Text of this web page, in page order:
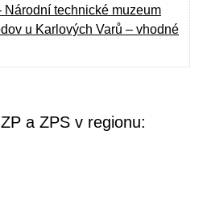
Národní technické muzeum
u Karlových Varů – vhodné
a ZPS v regionu: